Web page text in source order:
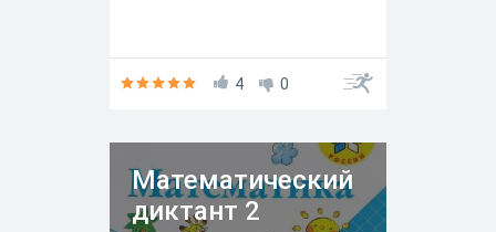
4 0
Математический
диктант 2